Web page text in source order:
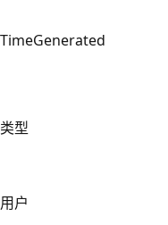
TimeGenerated
类型
用户